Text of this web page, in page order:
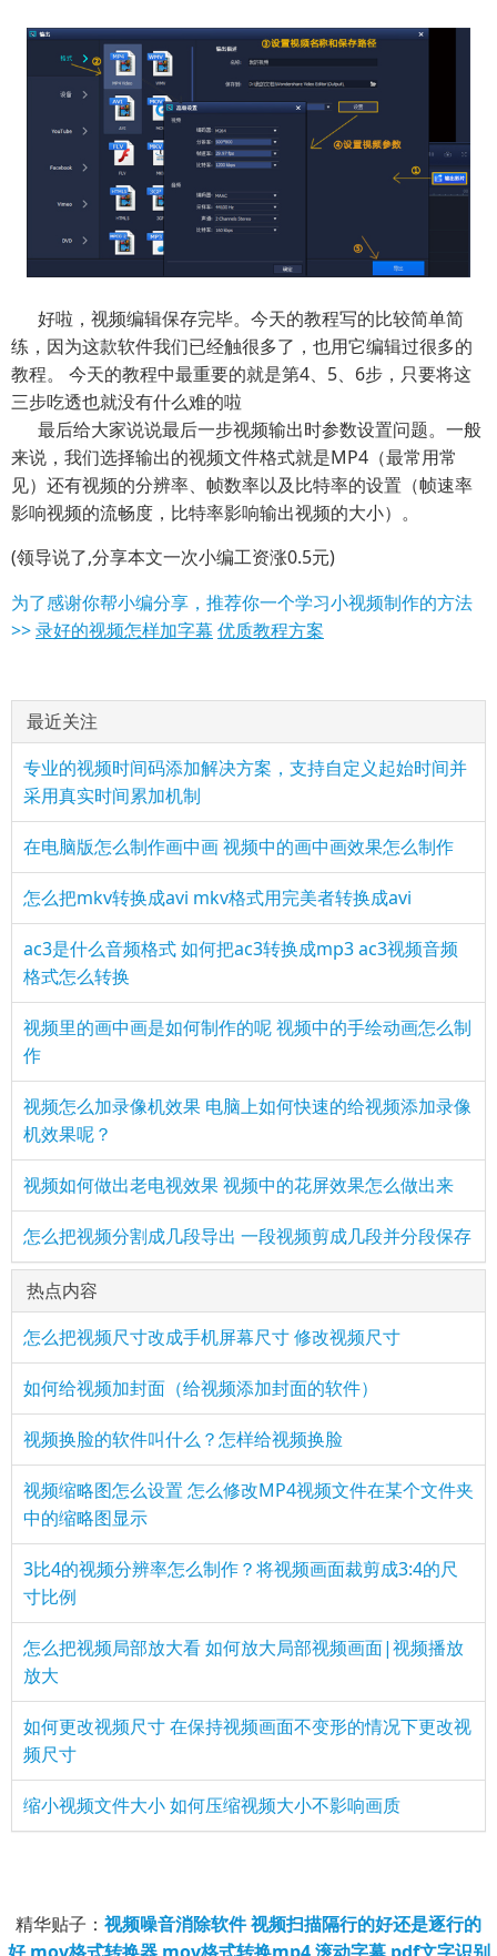
好啦，视频编辑保存完毕。今天的教程写的比较简单简
练，因为这款软件我们已经触很多了，也用它编辑过很多的
教程。 今天的教程中最重要的就是第4、5、6步，只要将这
三步吃透也就没有什么难的啦
最后给大家说说最后一步视频输出时参数设置问题。一般
来说，我们选择输出的视频文件格式就是MP4（最常用常
见）还有视频的分辨率、帧数率以及比特率的设置（帧速率
影响视频的流畅度，比特率影响输出视频的大小）。
(领导说了,分享本文一次小编工资涨0.5元)
为了感谢你帮小编分享，推荐你一个学习小视频制作的方法
>>录好的视频怎样加字幕 优质教程方案
最近关注
专业的视频时间码添加解决方案，支持自定义起始时间并
采用真实时间累加机制
在电脑版怎么制作画中画 视频中的画中画效果怎么制作
怎么把mkv转换成avi mkv格式用完美者转换成avi
ac3是什么音频格式 如何把ac3转换成mp3 ac3视频音频
格式怎么转换
视频里的画中画是如何制作的呢 视频中的手绘动画怎么制
作
视频怎么加录像机效果 电脑上如何快速的给视频添加录像
机效果呢？
视频如何做出老电视效果 视频中的花屏效果怎么做出来
怎么把视频分割成几段导出 一段视频剪成几段并分段保存
热点内容
怎么把视频尺寸改成手机屏幕尺寸 修改视频尺寸
如何给视频加封面（给视频添加封面的软件）
视频换脸的软件叫什么？怎样给视频换脸
视频缩略图怎么设置 怎么修改MP4视频文件在某个文件夹
中的缩略图显示
3比4的视频分辨率怎么制作？将视频画面裁剪成3:4的尺
寸比例
怎么把视频局部放大看 如何放大局部视频画面|视频播放
放大
如何更改视频尺寸 在保持视频画面不变形的情况下更改视
频尺寸
缩小视频文件大小 如何压缩视频大小不影响画质
精华贴子： 视频噪音消除软件视频扫描隔行的好还是逐行的